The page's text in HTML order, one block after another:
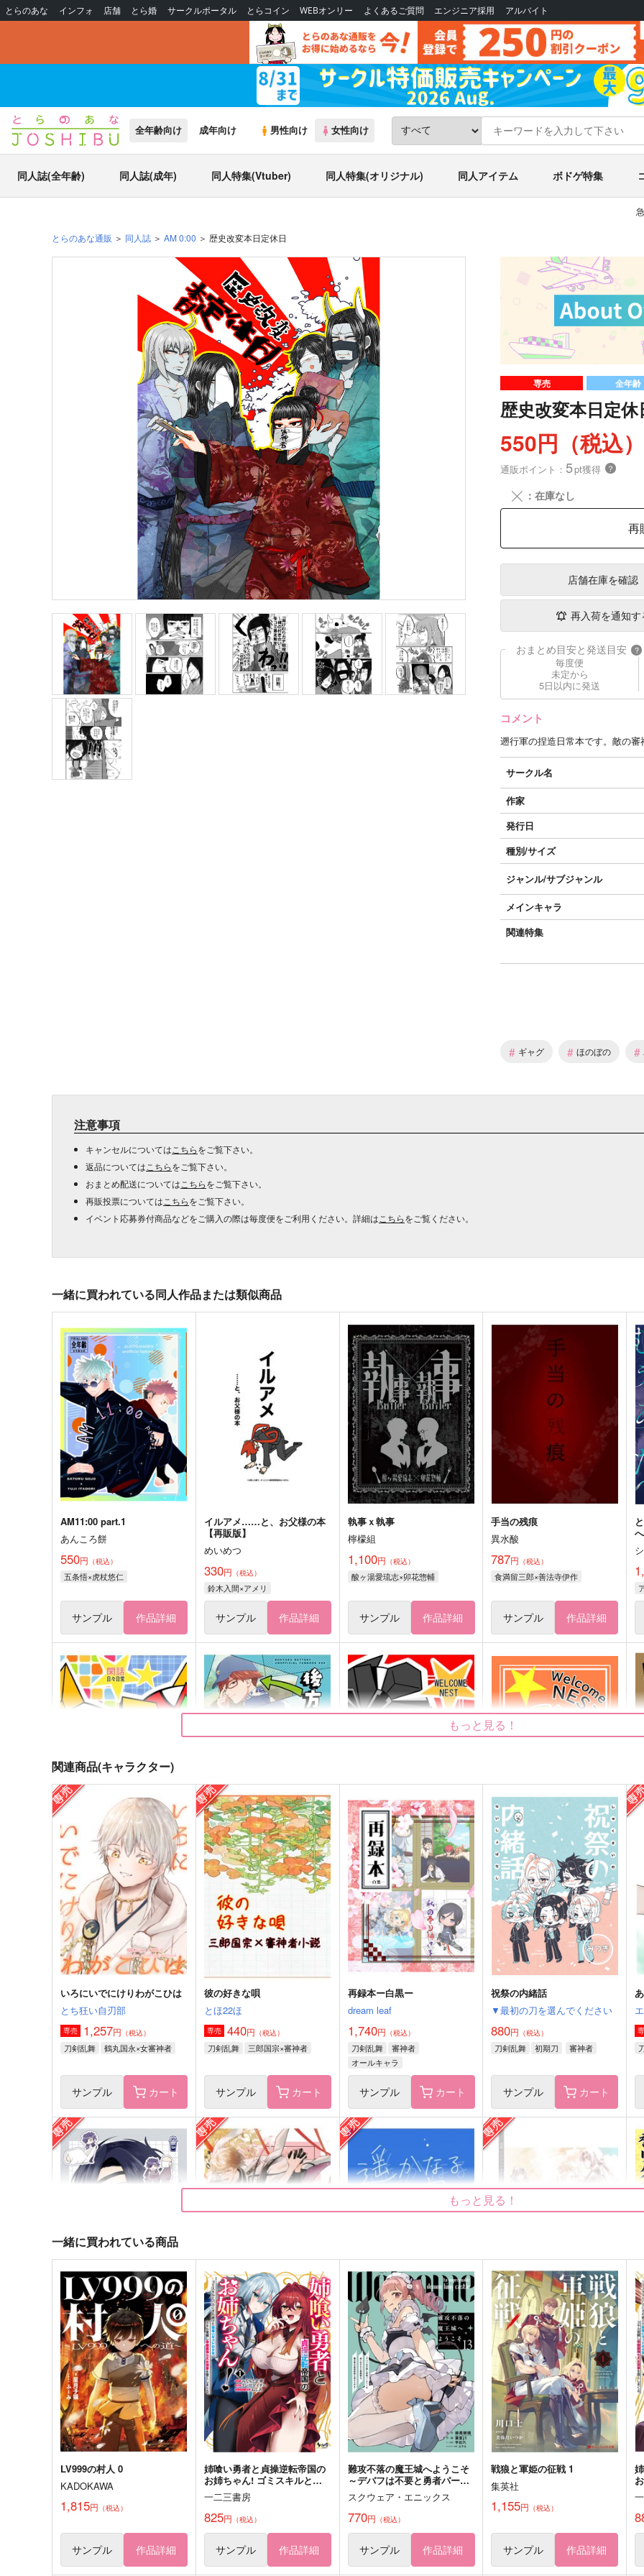
とらのあな インフォ 店舗 とら婚 サークルポータル とらコイン WEBオンリー よくあるご質問 エンジニア採用 アルバイト
全年齢向け 成年向け 男性向け 女性向け
同人誌(全年齢) 同人誌(成年) 同人特集(Vtuber) 同人特集(オリジナル) 同人アイテム ボドゲ特集
とらのあな通販 同人誌 AM 0:00 歴史改変本日定休日
専売 全年齢
歴史改変本日定休
550円（税込）
通販ポイント： 5pt獲得 ？
╳ ：在庫なし
再
店舗在庫を確認
再入荷を通知す
おまとめ目安と発送目安 ?
毎度便
未定から
5日以内に発送
コメント
遡行軍の捏造日常本です。敵の
サークル名
作家
発行日
種別/サイズ
ジャンル/サブジャンル
メインキャラ
関連特集
# ギャグ # ほのぼの #
注意事項
キャンセルについては こちらをご覧下さい。
返品については こちらをご覧下さい。
おまとめ配送については こちらをご覧下さい。
再販投票については こちらをご覧下さい。
イベント応募券付商品などをご購入の際は毎度便をご利用ください。詳細は こちらをご覧ください。
一緒に買われている同人作品または類似商品
AM11:00 part.1
あんころ餅
550円 （税込）
五条悟×虎杖悠仁
サンプル 作品詳細
イルアメ……と、お父様の本
【再販版】
めいめつ
330円 （税込）
鈴木入間×アメリ
サンプル 作品詳細
執事ｘ執事
檸檬組
1,100円 （税込）
酸ヶ湯愛琉志×卯花惣輔
サンプル 作品詳細
手当の残痕
異水酸
787円 （税込）
食満留三郎×善法寺伊作
サンプル 作品詳細
へ
閑話 日々日常
黒猫ATF西軍
629 円 （税込）
ブレイバーン×イサミ
サンプル 作品詳細
後方彼氏と二軍女子
群青
（税込）
藤堂葵×千早瞬平
サンプル 作品詳細
WELCOME NEST2
黒猫ATF西軍
629円（税込）
アイアンハイド×レノックス
サンプル 作品詳細
WelcomeNEST
黒猫ATF西軍
787円（税込）
アイアンハイド×レノックス
サンプル 作品詳細
夜明けのトゥルーエンド
25:00
Hold The Memory Still
around2:00
715円（税込）
みちるちゃんのフォトブック
Scale00
1,257円（税込）
もっと見る！
関連商品(キャラクター)
いろにいでにけりわがこひは
とち狂い自刃部
専売 1,257円 （税込）
刀剣乱舞 鶴丸国永×女審神者
サンプル カート
彼の好きな唄
とほ22ほ
専売 440円 （税込）
刀剣乱舞 三郎国宗×審神者
サンプル カート
再録本ー白黒ー
dream leaf
1,740円 （税込）
刀剣乱舞
審神者
オールキャラ
サンプル カート
祝祭の内緒話
▼最初の刀を選んでください
880円 （税込）
刀剣乱舞 初期刀 審神者
サンプル カート
Ordinary days
キジトラ
専売 787円 （税込）
刀剣乱舞 燭台切光忠 審神者
サンプル カート
千年先も
3×8Pascal
専売 1,729円（税込）
刀剣乱舞 髭切×審神者
サンプル カート
遥かなる空
3×8Pascal
専売 1,257円（税込）
刀剣乱舞 髭切×審神者
サンプル カート
拝啓、てのひらのなかの珠の
ようなきみへ
えんむすび
専売 1,320円（税込）
刀剣乱舞 肥前忠広×女審神者
サンプル カート
もっと見る！
一緒に買われている商品
LV999の村人 0
KADOKAWA
1,815円 （税込）
サンプル 作品詳細
姉喰い勇者と貞操逆転帝国の
お姉ちゃん! ゴミスキルとバ
カにされ続けた姉喰いギフト
の少年、スキル覚醒し帝国最
強七大女将軍を堕としまく
る。 1
一二三書房
825円 （税込）
サンプル 作品詳細
難攻不落の魔王城へようこそ
～デバフは不要と勇者パーテ
ィーを追い出された黒魔導
士、魔王軍の最高幹部に迎え
られる～ 13
スクウェア・エニックス
770円 （税込）
サンプル 作品詳細
戦狼と軍姫の征戦 1
集英社
1,155円 （税込）
サンプル 作品詳細